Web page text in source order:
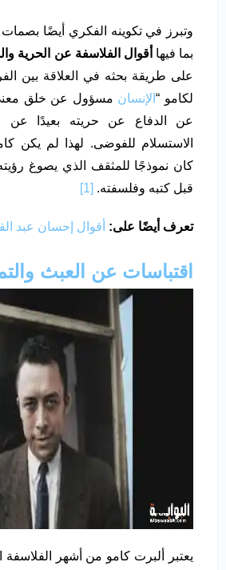
وتبرز في تكوينه الفكري أيضًا بصمات
بما فيها أقوال الفلاسفة عن الحرية
على طريقة بحثه في العلاقة بين
لكامو “الإنسان مسؤول عن خلق
عن الدفاع عن حريته بعيدًا عن
الاستسلام للفوضى. لهذا لم يكن
كان نموذجًا للمثقف الذي يصوغ
قبل كتبه وفلسفته. [1]
تعرف أيضًا على: أقوال إحسان عبد
اقتباسات عن العبث
يعتبر ألبرت كامو من أشهر الفلاسفة